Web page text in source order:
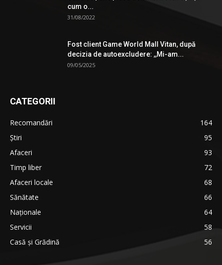
cum o...
31/08/2022
Fost client Game World Mall Vitan, după
decizia de autoexcludere: ,,Mi-am...
09/05/2025
CATEGORII
Recomandări
164
Știri
95
Afaceri
93
Timp liber
72
Afaceri locale
68
Sănătate
66
Naționale
64
Servicii
58
Casă și Grădină
56